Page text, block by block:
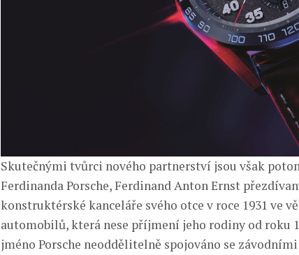
Skutečnými tvůrci nového partnerství jsou však
Ferdinanda Porsche, Ferdinand Anton Ernst
konstruktérské kanceláře svého otce v roce 1931 ve
automobilů, která nese příjmení jeho rodiny od roku
jméno Porsche neoddělitelně spojováno se závodními